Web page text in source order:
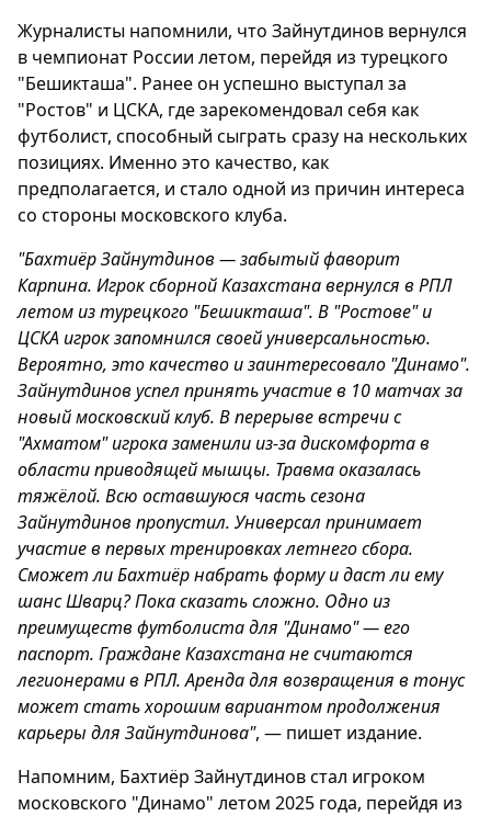
Журналисты напомнили, что Зайнутдинов вернулся
в чемпионат России летом, перейдя из турецкого
"Бешикташа". Ранее он успешно выступал за
"Ростов" и ЦСКА, где зарекомендовал себя как
футболист, способный сыграть сразу на нескольких
позициях. Именно это качество, как
предполагается, и стало одной из причин интереса
со стороны московского клуба.
"Бахтиёр Зайнутдинов — забытый фаворит
Карпина. Игрок сборной Казахстана вернулся в РПЛ
летом из турецкого "Бешикташа". В "Ростове" и
ЦСКА игрок запомнился своей универсальностью.
Вероятно, это качество и заинтересовало "Динамо".
Зайнутдинов успел принять участие в 10 матчах за
новый московский клуб. В перерыве встречи с
"Ахматом" игрока заменили из-за дискомфорта в
области приводящей мышцы. Травма оказалась
тяжёлой. Всю оставшуюся часть сезона
Зайнутдинов пропустил. Универсал принимает
участие в первых тренировках летнего сбора.
Сможет ли Бахтиёр набрать форму и даст ли ему
шанс Шварц? Пока сказать сложно. Одно из
преимуществ футболиста для "Динамо" — его
паспорт. Граждане Казахстана не считаются
легионерами в РПЛ. Аренда для возвращения в тонус
может стать хорошим вариантом продолжения
карьеры для Зайнутдинова", — пишет издание.
Напомним, Бахтиёр Зайнутдинов стал игроком
московского "Динамо" летом 2025 года, перейдя из